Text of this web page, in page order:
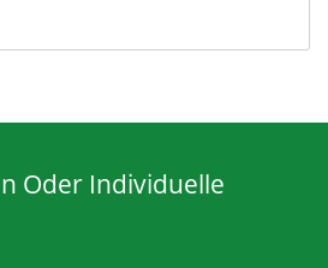
Oder Individuelle